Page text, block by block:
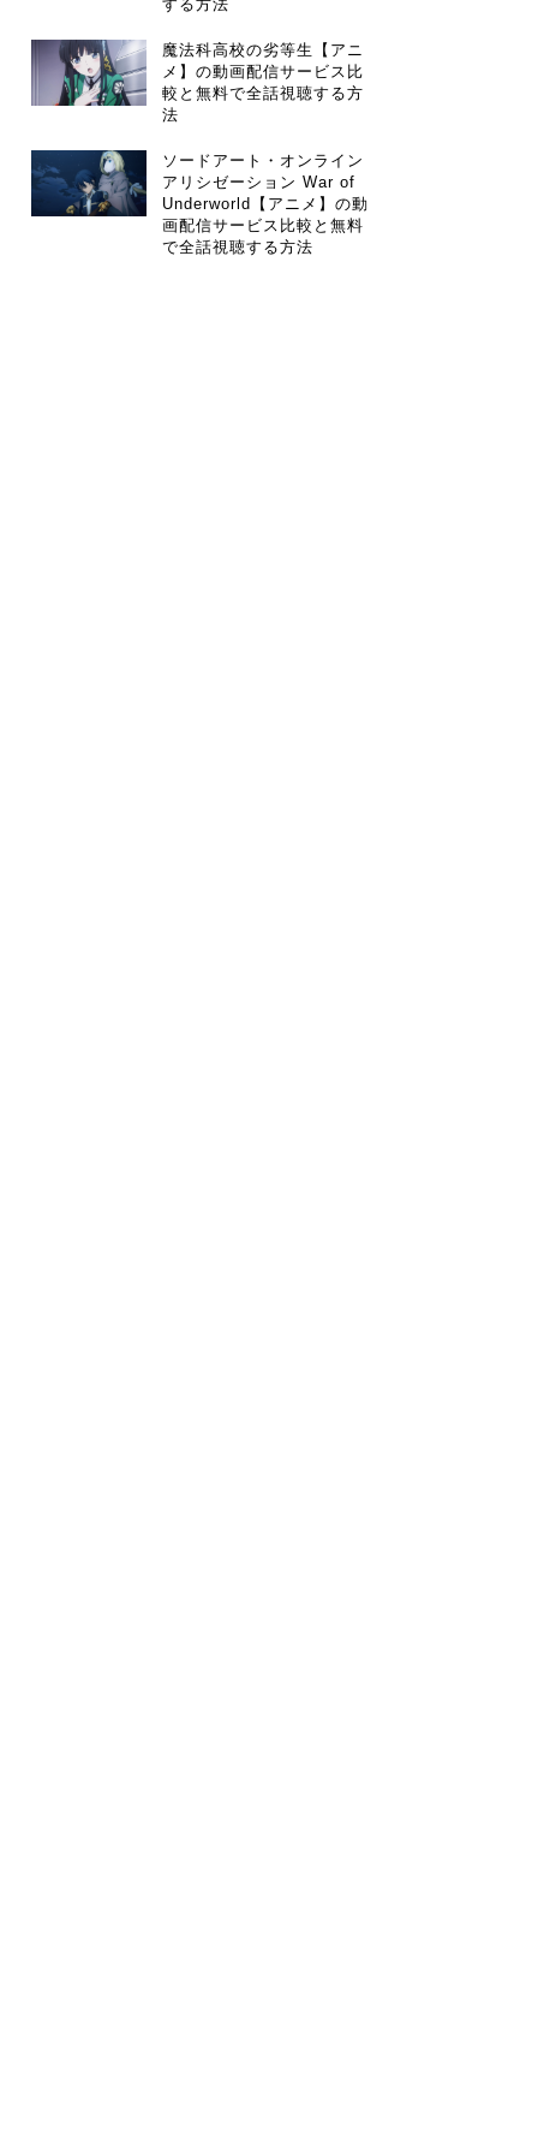
する方法
魔法科高校の劣等生【アニ
メ】の動画配信サービス比
較と無料で全話視聴する方
法
ソードアート・オンライン
アリシゼーション War of
Underworld【アニメ】の動
画配信サービス比較と無料
で全話視聴する方法